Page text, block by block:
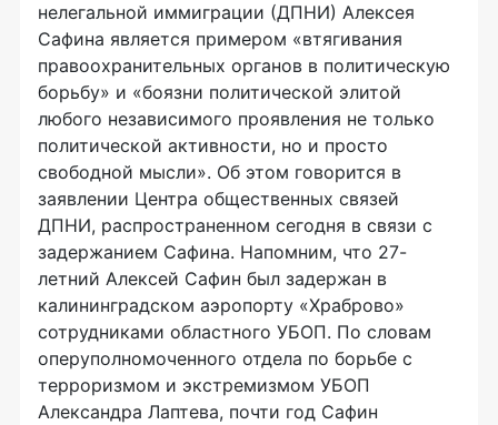
нелегальной иммиграции (ДПНИ) Алексея
Сафина является примером «втягивания
правоохранительных органов в политическую
борьбу» и «боязни политической элитой
любого независимого проявления не только
политической активности, но и просто
свободной мысли». Об этом говорится в
заявлении Центра общественных связей
ДПНИ, распространенном сегодня в связи с
задержанием Сафина. Напомним, что 27-
летний Алексей Сафин был задержан в
калининградском аэропорту «Храброво»
сотрудниками областного УБОП. По словам
оперуполномоченного отдела по борьбе с
терроризмом и экстремизмом УБОП
Александра Лаптева, почти год Сафин